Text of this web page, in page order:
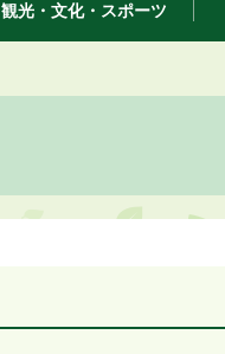
観光・文化・スポーツ